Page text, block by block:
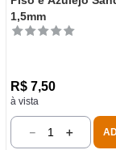
1,5mm
R$ 7,50
à vista
＋
－